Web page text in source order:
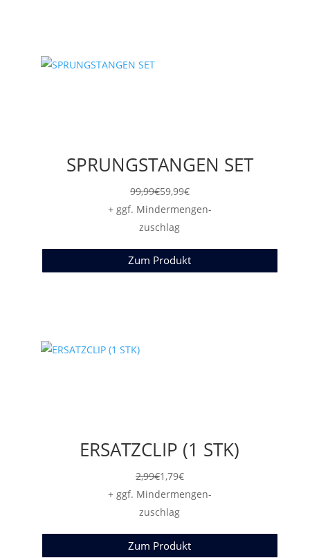
SPRUNGSTANGEN SET
99,99€59,99€
+ ggf. Mindermengen-
zuschlag
Zum Produkt
ERSATZCLIP (1 STK)
2,99€1,79€
+ ggf. Mindermengen-
zuschlag
Zum Produkt